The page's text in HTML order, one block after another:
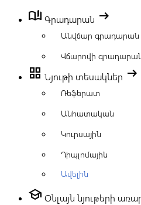
book_ribbon Գրադարան arrow_right_alt
Անվճար գրադարան
Վճարովի
grid_view Նյութի տեսակներ arrow_right_alt
Ռեֆերատ
Անհատական
Կուրսային
Դիպլոմային
Ավելին
school Օնլայն նյութերի